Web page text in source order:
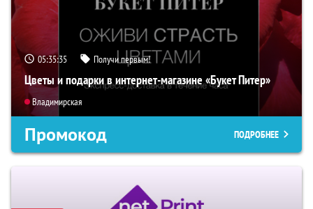
05:35:34 Получи первым!
Цветы и подарки в интернет-магазине «Букет Питер»
Владимирская
Промокод ПОДРОБНЕЕ